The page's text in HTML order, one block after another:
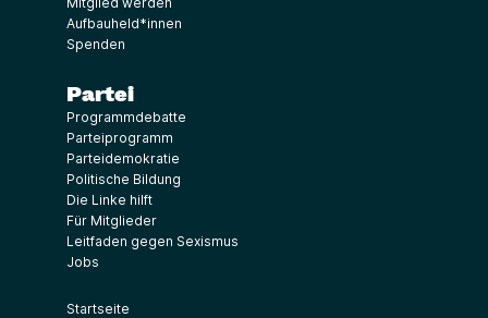
Aufbauheld*innen
Spenden
Partei
Programmdebatte
Parteiprogramm
Parteidemokratie
Politische Bildung
Die Linke hilft
Für Mitglieder
Leitfaden gegen Sexismus
Jobs
Startseite